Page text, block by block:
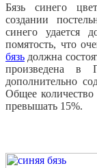
Бязь синего
создании
синего удается
помятость, что
бязь должна
произведена в
дополнительно
Общее
превышать 15%.